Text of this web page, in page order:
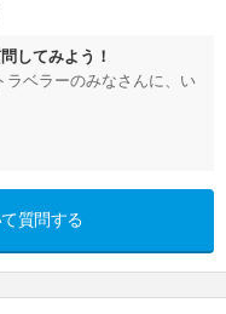
してみよう！
ラベラーのみなさんに、い
質問する